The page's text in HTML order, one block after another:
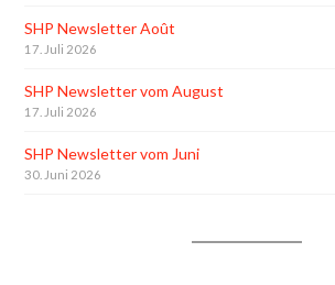
SHP Newsletter Août
17. Juli 2026
SHP Newsletter vom August
17. Juli 2026
SHP Newsletter vom Juni
30. Juni 2026